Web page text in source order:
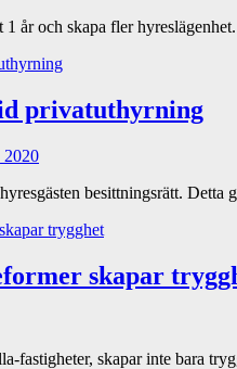
1 år och skapa fler
privatuthyrning
2020
besittningsrätt. Detta
skapar
fastigheter, skapar inte bara